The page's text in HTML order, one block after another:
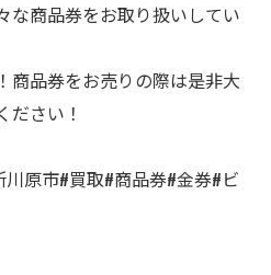
な商品券をお取り扱いしてい
商品券をお売りの際は是非大
ださい！
原市#買取#商品券#金券#ビ